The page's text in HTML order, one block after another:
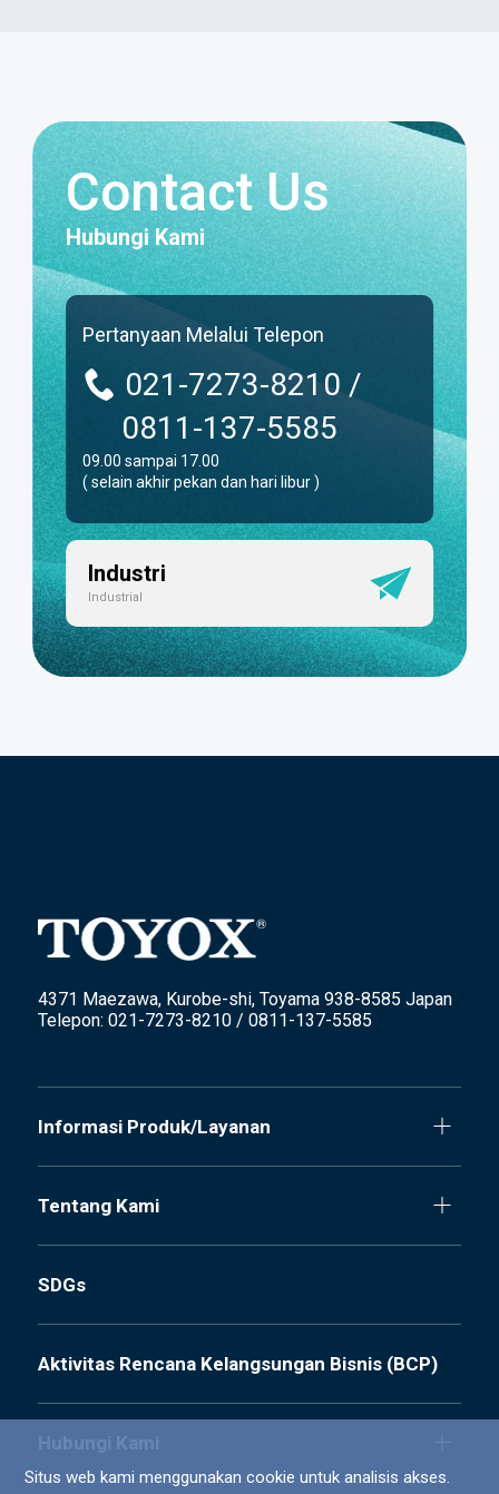
Situs web kami menggunakan cookie untuk analisis akses.
Contact Us
Hubungi Kami
Pertanyaan Melalui Telepon
021-7273-8210 /
0811-137-5585
09.00 sampai 17.00
( selain akhir pekan dan hari libur )
Industri
Industrial
4371 Maezawa, Kurobe-shi, Toyama 938-8585 Japan
Telepon: 021-7273-8210 / 0811-137-5585
Informasi Produk/Layanan
Tentang Kami
SDGs
Aktivitas Rencana Kelangsungan Bisnis (BCP)
Hubungi Kami